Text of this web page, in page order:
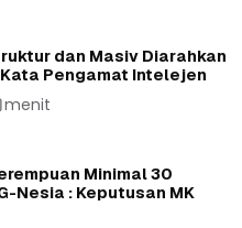
dan Masiv Diarahkan
Pengamat Intelejen
menit
Minimal 30
Nesia : Keputusan MK